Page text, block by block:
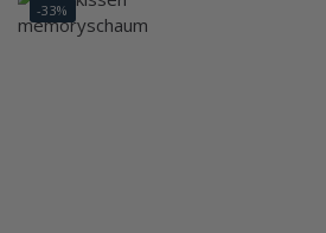
-33%